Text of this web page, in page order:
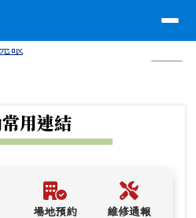
用連結
場地預約 維修通報